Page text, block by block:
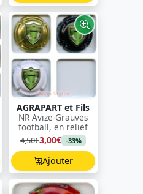
AGRAPART et Fils
NR Avize-Grauves
football, en relief
4,50€3,00€ -33%
Ajouter